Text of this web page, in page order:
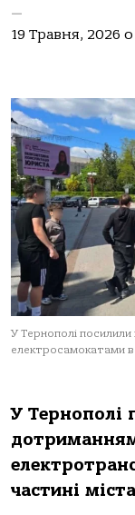
—
19 Травня, 2026
У Тернополі
електросамокатами в
У Тернополі
частині